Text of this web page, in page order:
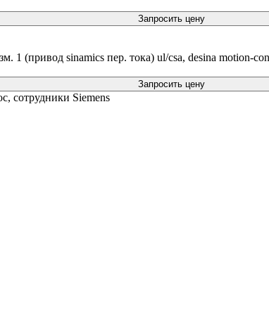
Запросить цену
1 (привод sinamics пер. тока) ul/csa, desina motion-
Запросить цену
сотрудники Siemens